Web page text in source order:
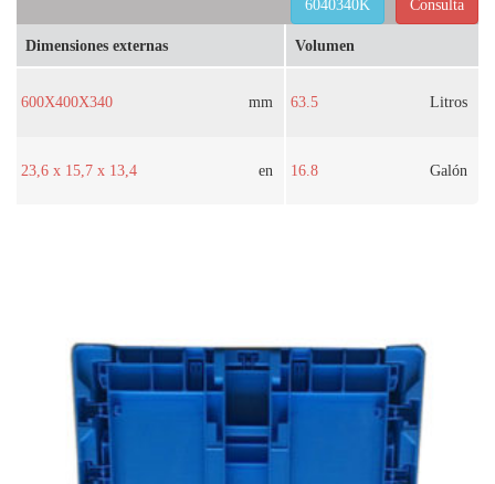
Consulta
6040340K
Dimensiones externas
600X400X340 mm
23,6 x 15,7 x 13,4 en
Volumen
63.5 Litros
16.8 Galón